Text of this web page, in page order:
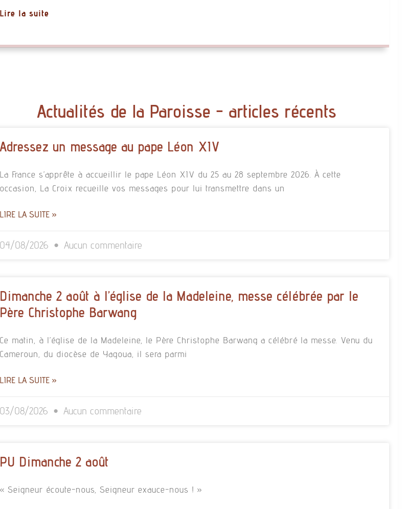
Lire la suite
Actualités de la Paroisse - articles récents
Adressez un message au pape Léon XIV
La France s’apprête à accueillir le pape Léon XIV du 25 au 28 septembre 2026. À cette
occasion, La Croix recueille vos messages pour lui transmettre dans un
LIRE LA SUITE »
04/08/2026 Aucun commentaire
Dimanche 2 août à l’église de la Madeleine, messe célébrée par le
Père Christophe Barwang
Ce matin, à l’église de la Madeleine, le Père Christophe Barwang a célébré la messe. Venu du
Cameroun, du diocèse de Yagoua, il sera parmi
LIRE LA SUITE »
03/08/2026 Aucun commentaire
PU Dimanche 2 août
« Seigneur écoute-nous, Seigneur exauce-nous ! »